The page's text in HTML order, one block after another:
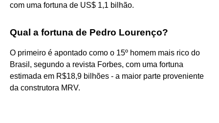
com uma fortuna de US$ 1,1 bilhão.
Qual a fortuna de Pedro Lourenço?
O primeiro é apontado como o 15º homem mais rico do
Brasil, segundo a revista Forbes, com uma fortuna
estimada em R$18,9 bilhões - a maior parte proveniente
da construtora MRV.